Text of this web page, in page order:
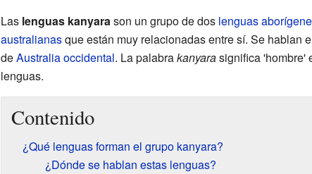
Las lenguas kanyarason un grupo de dos lenguas
australianasque están muy relacionadas entre sí. Se hablan
deAustralia occidental. La palabrakanyarasignifica 'hombre'
lenguas.
Contenido
¿Qué lenguas forman el grupo kanyara?
¿Dónde se hablan estas lenguas?